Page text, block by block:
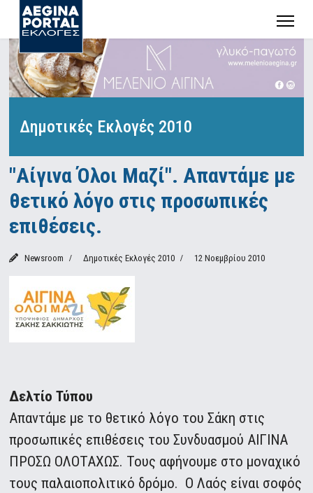
Δημοτικές Εκλογές 2010
"Αίγινα Όλοι Μαζί". Απαντάμε με
θετικό λόγο στις προσωπικές
επιθέσεις.
Newsroom Δημοτικές Εκλογές 2010 12 Νοεμβρίου 2010
Δελτίο Τύπου
Απαντάμε με το θετικό λόγο του Σάκη στις
προσωπικές επιθέσεις του Συνδυασμού ΑΙΓΙΝΑ
ΠΡΟΣΩ ΟΛΟΤΑΧΩΣ. Τους αφήνουμε στο μοναχικό
τους παλαιοπολιτικό δρόμο. Ο Λαός είναι σοφός